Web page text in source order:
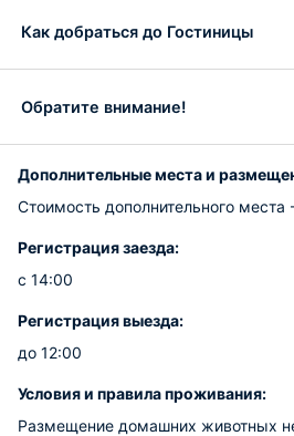
Как добраться до Гостиницы
Обратите внимание!
Дополнительные места и
Стоимость дополнительного места
Регистрация заезда:
с 14:00
Регистрация выезда:
до 12:00
Условия и правила проживания:
Размещение домашних животных